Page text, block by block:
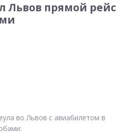
Львов прямой рейс
во Львов с авиабилетом в